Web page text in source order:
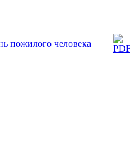
пожилого человека